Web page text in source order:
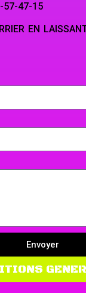
06-
EN LAISSANT
Envoyer